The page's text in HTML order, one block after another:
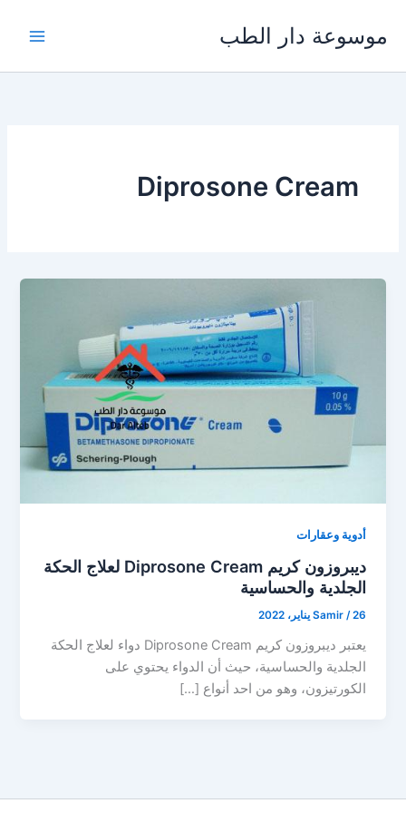
المحتوى
موسوعة دار الطب
Diprosone Cream
أدوية وعقارات
ديبروزون كريم Diprosone Cream لعلاج الحكة
الجلدية والحساسية
Samir /26 يناير، 2022
يعتبر ديبروزون كريم Diprosone Cream دواء لعلاج الحكة
الجلدية والحساسية، حيث أن الدواء يحتوي على
الكورتيزون، وهو من احد أنواع […]